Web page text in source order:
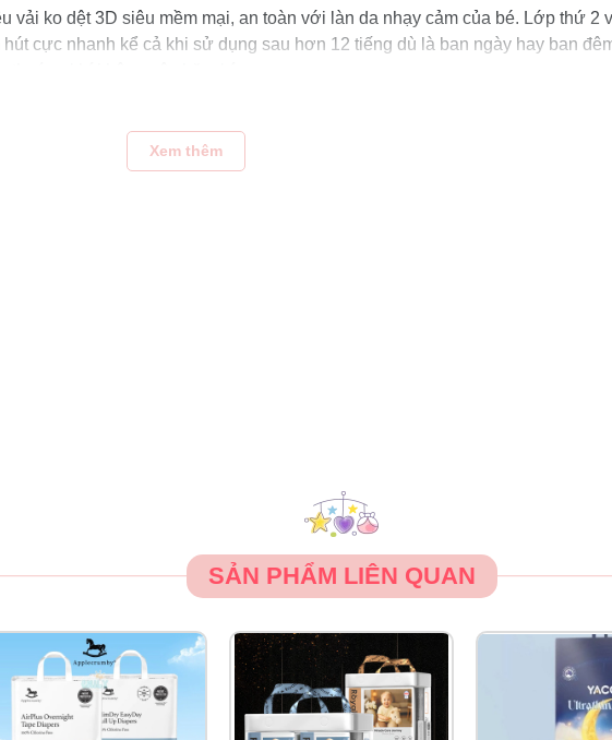
vải ko dệt 3D siêu mềm mại, an toàn với làn da nhạy cảm của bé. Lớp thứ 2
cực nhanh kể cả khi sử dụng sau hơn 12 tiếng dù là ban ngày hay ban
Xem thêm
SẢN PHẨM LIÊN QUAN